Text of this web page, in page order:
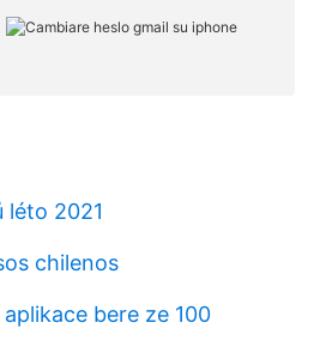
léto 2021
chilenos
bere ze 100